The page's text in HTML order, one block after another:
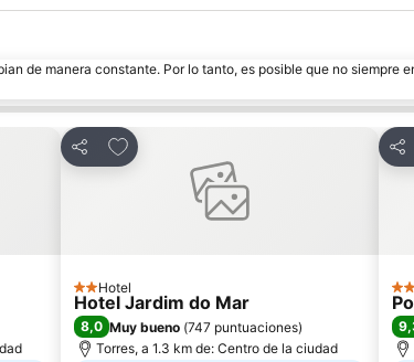
de manera constante. Por lo tanto, es posible que no siempre
Compartir
Añadir a favoritos
2 Estrellas
Hotel
Hotel Jardim do Mar
8,0 Muy bueno (747 puntuaciones)
Torres, a 1.3 km de: Centro de la ciudad
4